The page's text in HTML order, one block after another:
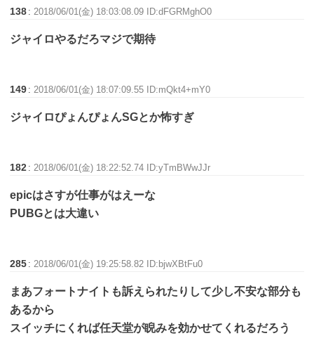
138 :2018/06/01(金) 18:03:08.09 ID:dFGRMghO0
ジャイロやるだろマジで期待
149 :2018/06/01(金) 18:07:09.55 ID:mQkt4+mY0
ジャイロぴょんぴょんSGとか怖すぎ
182 :2018/06/01(金) 18:22:52.74 ID:yTmBWwJJr
epicはさすが仕事がはえーな
PUBGとは大違い
285 :2018/06/01(金) 19:25:58.82 ID:bjwXBtFu0
まあフォートナイトも訴えられたりして少し不安な部分も
あるから
スイッチにくれば任天堂が睨みを効かせてくれるだろう